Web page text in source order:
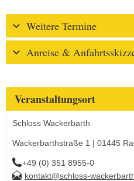
Weitere Termine
Anreise &
Veranstaltungsort
Schloss Wackerbarth
Wackerbarthstraße 1 | 01445
+49 (0) 351 8955-0
kontakt@schloss-